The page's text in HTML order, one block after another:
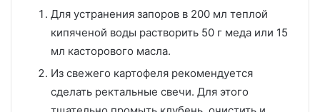
Для устранения запоров в 200 мл теплой
кипяченой воды растворить 50 г меда или 15
мл касторового масла.
Из свежего картофеля рекомендуется
сделать ректальные свечи. Для этого